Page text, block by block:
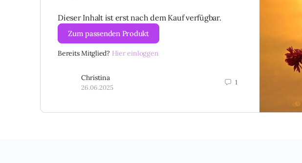
Dieser Inhalt ist erst nach dem Kauf verfügbar.
Zum passenden Produkt
Bereits Mitglied? Hier einloggen
Christina
26.06.2025
1